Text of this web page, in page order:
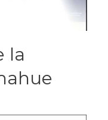
la